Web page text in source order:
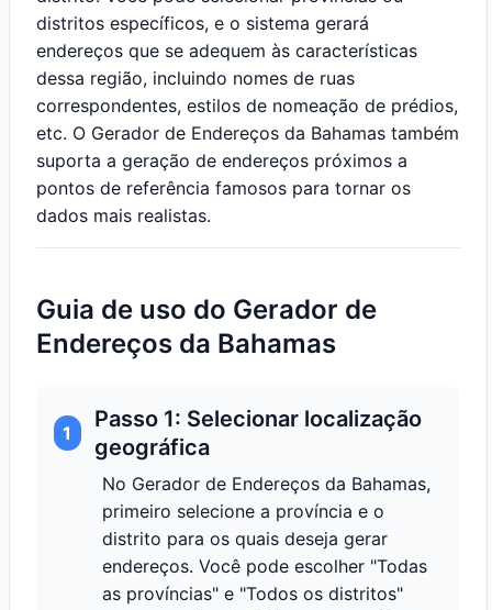
distritos específicos, e o sistema gerará
endereços que se adequem às características
dessa região, incluindo nomes de ruas
correspondentes, estilos de nomeação de prédios,
etc. O Gerador de Endereços da Bahamas também
suporta a geração de endereços próximos a
pontos de referência famosos para tornar os
dados mais realistas.
Guia de uso do Gerador de
Endereços da Bahamas
1
Passo 1: Selecionar localização
geográfica
No Gerador de Endereços da Bahamas,
primeiro selecione a província e o
distrito para os quais deseja gerar
endereços. Você pode escolher "Todas
as províncias" e "Todos os distritos"